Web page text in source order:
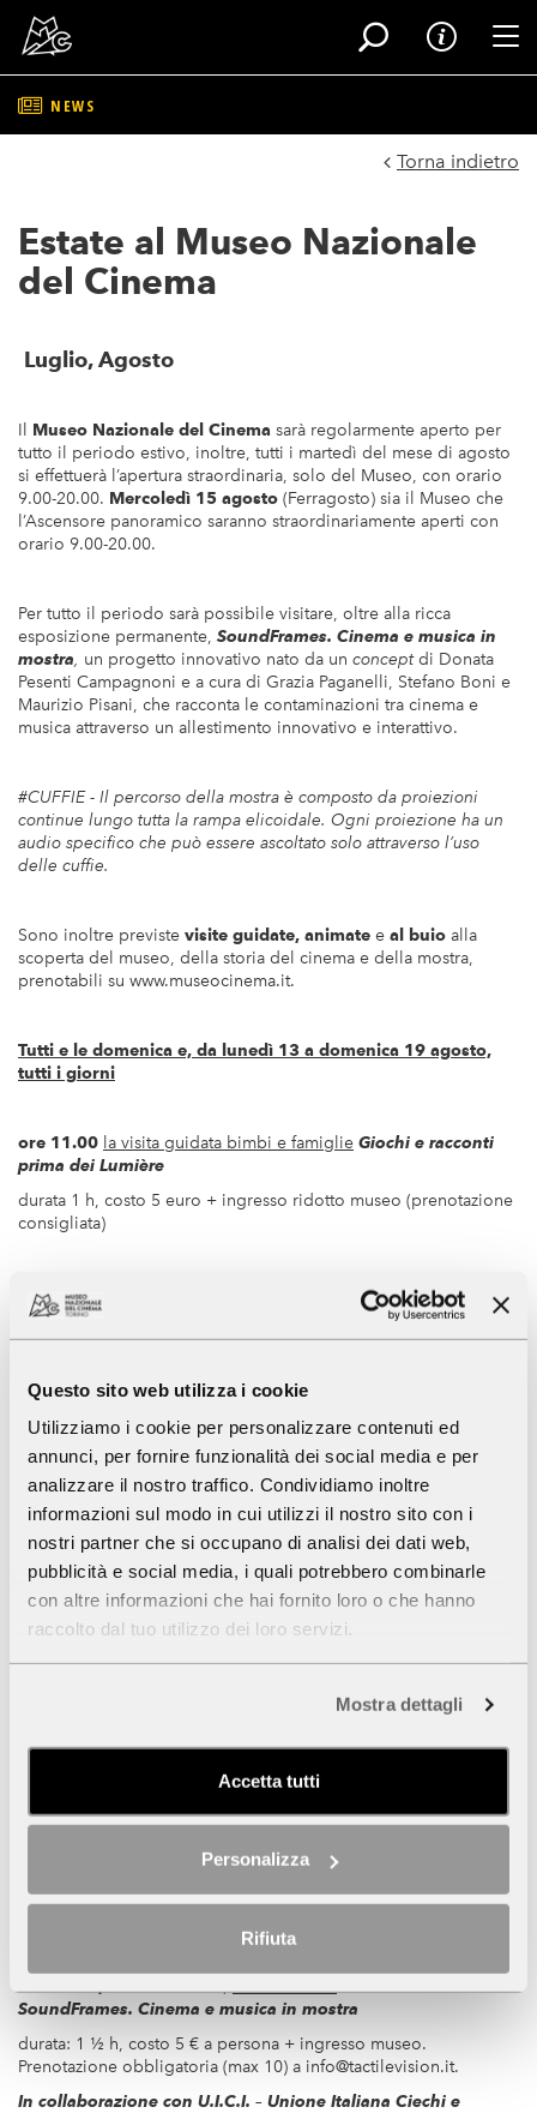
Questo sito web utilizza i cookie
Utilizziamo i cookie per personalizzare contenuti ed
annunci, per fornire funzionalità dei social media e per
analizzare il nostro traffico. Condividiamo inoltre
informazioni sul modo in cui utilizzi il nostro sito con i
nostri partner che si occupano di analisi dei dati web,
pubblicità e social media, i quali potrebbero combinarle
con altre informazioni che hai fornito loro o che hanno
raccolto dal tuo utilizzo dei loro servizi.
Mostra dettagli
Accetta tutti
Personalizza
Rifiuta
Salta
NEWS
Torna indietro
Estate al Museo Nazionale
del Cinema
Luglio, Agosto
Il Museo Nazionale del Cinema sarà regolarmente aperto per
tutto il periodo estivo, inoltre, tutti i martedì del mese di agosto
si effettuerà l’apertura straordinaria, solo del Museo, con orario
9.00-20.00. Mercoledì 15 agosto (Ferragosto) sia il Museo che
l’Ascensore panoramico saranno straordinariamente aperti con
orario 9.00-20.00.
Per tutto il periodo sarà possibile visitare, oltre alla ricca
esposizione permanente,SoundFrames. Cinema e musica in
mostra, un progetto innovativo nato da un conceptdi Donata
Pesenti Campagnoni e a cura di Grazia Paganelli, Stefano Boni e
Maurizio Pisani, che racconta le contaminazioni tra cinema e
musica attraverso un allestimento innovativo e interattivo.
#CUFFIE - Il percorso della mostra è composto da proiezioni
continue lungo tutta la rampa elicoidale. Ogni proiezione ha un
audio specifico che può essere ascoltato solo attraverso l’uso
delle cuffie.
Sono inoltre previste visite guidate, animate e al buio alla
scoperta del museo, della storia del cinema e della mostra,
prenotabili su www.museocinema.it.
Tutti e le domenica e, da lunedì 13 a domenica 19 agosto,
tutti i giorni
ore 11.00 la visita guidata bimbi e famiglie Giochi e racconti
prima dei Lumière
durata 1 h, costo 5 euro + ingresso ridotto museo (prenotazione
consigliata)
ore 16.00 Alla scoperta del Museo
durata 1½ h, costo 6 euro + biglietto ridotto museo
Tutti i sabati, a partire dal 7 luglio
ore 11.00visite animate per genitori e bimbi dai 18 mesi ai 3
anniBebè al Museo – Giochi con la luce sul tappeto magico!
durata 1 h, costo 5 € a partecipante + ingresso museo
(prenotazione obbligatoria)
Perprenotare le attivitàcompilare questo modulo
prenotazioni@museocinema.it - Info: 011- 8138564/65.
durata 1 h, costo 5 euro + ingresso ridotto museo (prenotazione
SoundFrames. Cinema e musica in mostra
durata: 1 ½ h, costo 5 € a persona + ingresso museo.
Prenotazione obbligatoria (max 10) a info@tactilevision.it.
In collaborazione con U.I.C.I. – Unione Italiana Ciechi e